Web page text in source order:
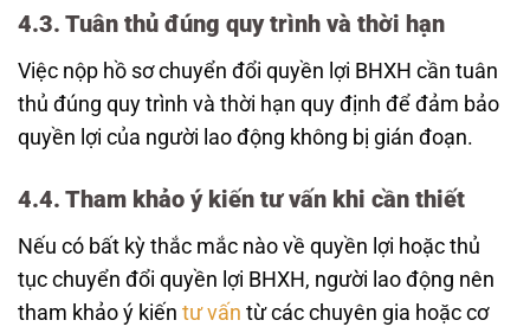
4.3. Tuân thủ đúng quy trình và thời hạn
Việc nộp hồ sơ chuyển đổi quyền lợi BHXH cần tuân
thủ đúng quy trình và thời hạn quy định để đảm bảo
quyền lợi của người lao động không bị gián đoạn.
4.4. Tham khảo ý kiến tư vấn khi cần thiết
Nếu có bất kỳ thắc mắc nào về quyền lợi hoặc thủ
tục chuyển đổi quyền lợi BHXH, người lao động nên
tham khảo ý kiến tư vấn từ các chuyên gia hoặc cơ